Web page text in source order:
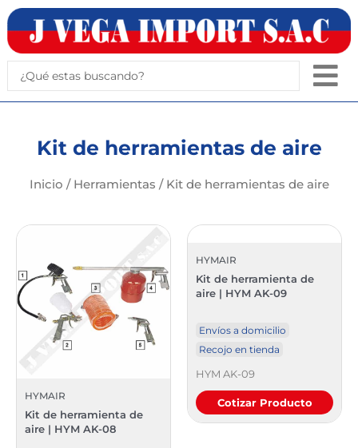
al
contenido
Kit de herramientas de aire
Inicio / Herramientas / Kit de herramientas de aire
HYMAIR
Kit de herramienta de
aire | HYM AK-08
HYMAIR
Kit de herramienta de
aire | HYM AK-09
Envíos a domicilio
Recojo en tienda
HYM AK-09
Cotizar Producto